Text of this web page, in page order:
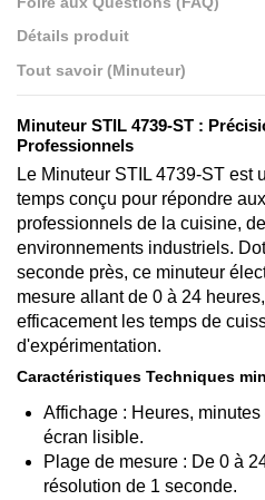
Détails produit
Tout savoir (Minuteur)
Minuteur STIL 4739-ST :
Professionnels
Le Minuteur STIL 4739-ST est
temps conçu pour répondre
professionnels de la cuisine,
environnements industriels.
seconde près, ce minuteur
mesure allant de 0 à 24
efficacement les temps de
d'expérimentation.​
Caractéristiques Techniques
Affichage : Heures,
écran lisible.
Plage de mesure : De 0 à
résolution de 1 seconde.